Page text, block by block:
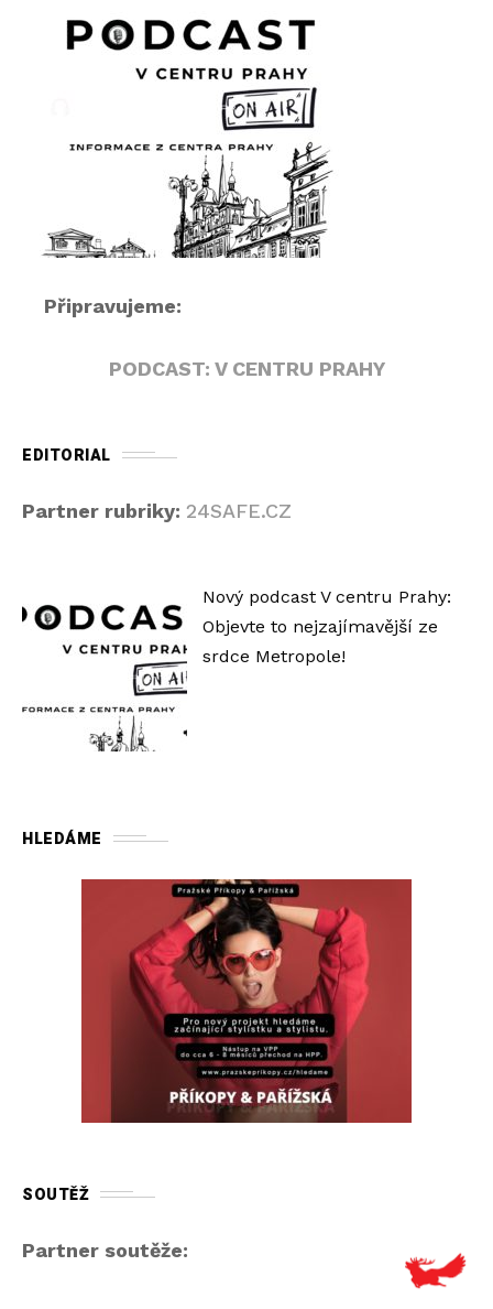
Připravujeme:
PODCAST: V CENTRU PRAHY
EDITORIAL
Partner rubriky: 24SAFE.CZ
Nový podcast V centru Prahy:
Objevte to nejzajímavější ze
srdce Metropole!
HLEDÁME
SOUTĚŽ
Partner soutěže: